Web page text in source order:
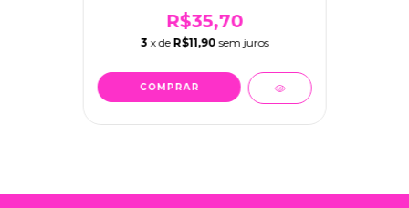
R$35,70
3 x de R$11,90 sem juros